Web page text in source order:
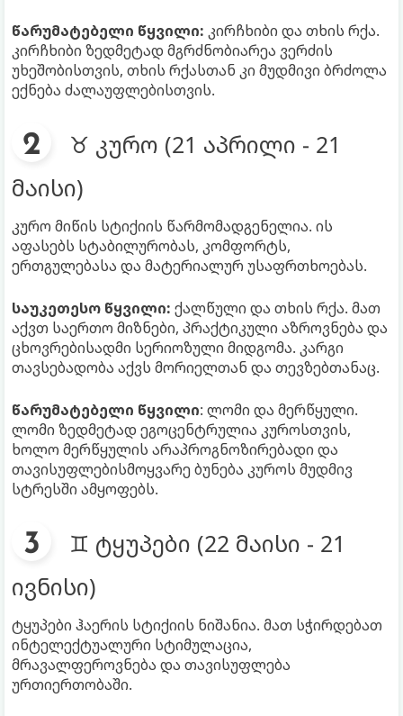
წარუმატებელი წყვილი: კირჩხიბი და თხის რქა.
კირჩხიბი ზედმეტად მგრძნობიარეა ვერძის
უხეშობისთვის, თხის რქასთან კი მუდმივი ბრძოლა
ექნება ძალაუფლებისთვის.
♉ კურო (21 აპრილი - 21
მაისი)
კურო მიწის სტიქიის წარმომადგენელია. ის
აფასებს სტაბილურობას, კომფორტს,
ერთგულებასა და მატერიალურ უსაფრთხოებას.
საუკეთესო წყვილი: ქალწული და თხის რქა. მათ
აქვთ საერთო მიზნები, პრაქტიკული აზროვნება და
ცხოვრებისადმი სერიოზული მიდგომა. კარგი
თავსებადობა აქვს მორიელთან და თევზებთანაც.
წარუმატებელი წყვილი: ლომი და მერწყული.
ლომი ზედმეტად ეგოცენტრულია კუროსთვის,
ხოლო მერწყულის არაპროგნოზირებადი და
თავისუფლებისმოყვარე ბუნება კუროს მუდმივ
სტრესში ამყოფებს.
♊ ტყუპები (22 მაისი - 21
ივნისი)
ტყუპები ჰაერის სტიქიის ნიშანია. მათ სჭირდებათ
ინტელექტუალური სტიმულაცია,
მრავალფეროვნება და თავისუფლება
ურთიერთობაში.